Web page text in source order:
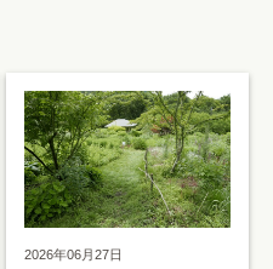
2026年06月27日